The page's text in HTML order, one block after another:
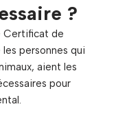
?
Certificat de
personnes qui
aient les
pour